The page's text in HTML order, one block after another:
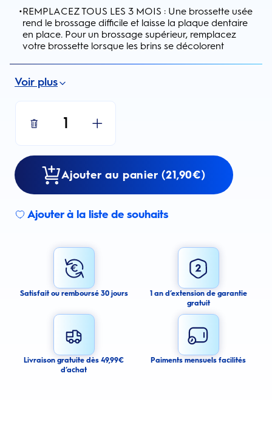
•REMPLACEZ TOUS LES 3 MOIS : Une brossette usée
rend le brossage difficile et laisse la plaque dentaire
en place. Pour un brossage supérieur, remplacez
votre brossette lorsque les brins se décolorent
Voir plus
1
Ajouter au panier (21,90€)
Ajouter à la liste de souhaits
I agree to receive email alerts about this product.
By signing up for email alerts, you agree to receive email
communications regarding this product. We may use your email address
to send you email messages about product availability. We process your
personal data as stated in our Privacy Policy. You may withdraw your
consent or manage your email preferences at any time.
Cancel
Satisfait ou remboursé 30 jours
1 an d’extension de garantie
gratuit
Livraison gratuite dès 49,99€
d’achat
Paiments mensuels facilités